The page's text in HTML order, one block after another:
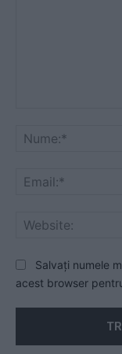
Salvați numele
acest browser